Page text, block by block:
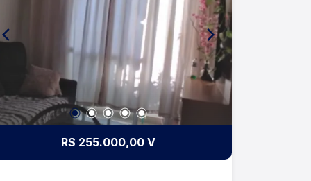
R$ 255.000,00 V